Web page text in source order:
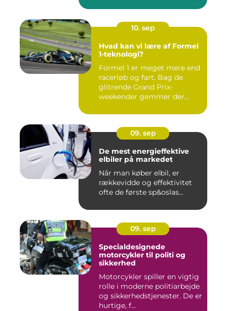
10. sep
Hvad kan vi lære af Formel
1-teknologi?
Formel 1 er meget mere end
racerløb og fart. Bag de
glitrende Grand Prix-
weekender gemmer der...
09. sep
De mest energieffektive
elbiler på markedet
Når man køber elbil, er
rækkevidde og effektivitet
ofte de første sp&oslas...
09. sep
Specialdesignede
motorcykler til politi og
sikkerhed
Motorcykler spiller en vigtig
rolle i moderne politiarbejde
og sikkerhedstjenester. De er
hurtige, f...